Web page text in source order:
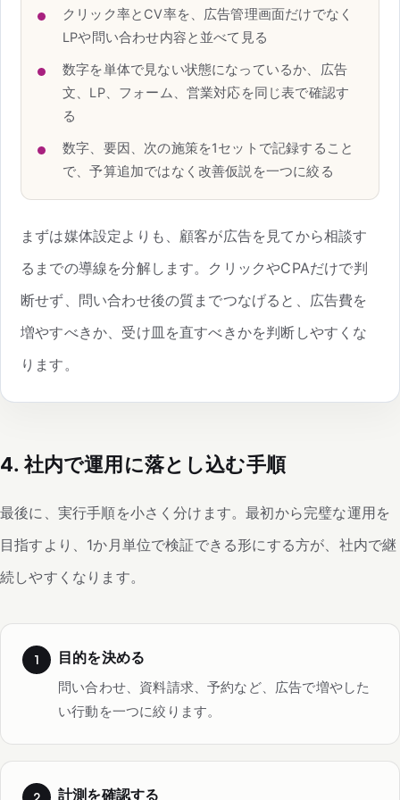
クリック率とCV率を、広告管理画面だけでなく
LPや問い合わせ内容と並べて見る
数字を単体で見ない状態になっているか、広告
文、LP、フォーム、営業対応を同じ表で確認す
る
数字、要因、次の施策を1セットで記録すること
で、予算追加ではなく改善仮説を一つに絞る
まずは媒体設定よりも、顧客が広告を見てから相談す
るまでの導線を分解します。クリックやCPAだけで判
断せず、問い合わせ後の質までつなげると、広告費を
増やすべきか、受け皿を直すべきかを判断しやすくな
ります。
4. 社内で運用に落とし込む手順
最後に、実行手順を小さく分けます。最初から完璧な運用を
目指すより、1か月単位で検証できる形にする方が、社内で継
続しやすくなります。
目的を決める
問い合わせ、資料請求、予約など、広告で増やした
い行動を一つに絞ります。
計測を確認する